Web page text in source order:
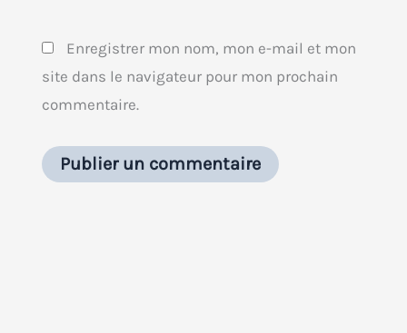
Enregistrer mon nom, mon e-mail et mon
site dans le navigateur pour mon prochain
commentaire.